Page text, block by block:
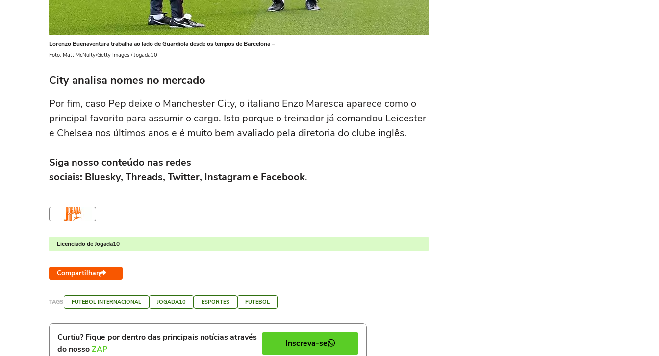
Lorenzo Buenaventura trabalha ao lado de Guardiola desde os tempos de Barcelona –
Foto: Matt McNulty/Getty Images / Jogada10
City analisa nomes no mercado
Por fim, caso Pep deixe o Manchester City, o italiano Enzo Maresca aparece como o
principal favorito para assumir o cargo. Isto porque o treinador já comandou Leicester
e Chelsea nos últimos anos e é muito bem avaliado pela diretoria do clube inglês.
Siga nosso conteúdo nas redes
sociais: Bluesky, Threads, Twitter, Instagram e Facebook.
Licenciado de Jogada10
Compartilhar
TAGS FUTEBOL INTERNACIONAL JOGADA10 ESPORTES FUTEBOL
Curtiu? Fique por dentro das principais notícias através
do nossoZAP
Inscreva-se